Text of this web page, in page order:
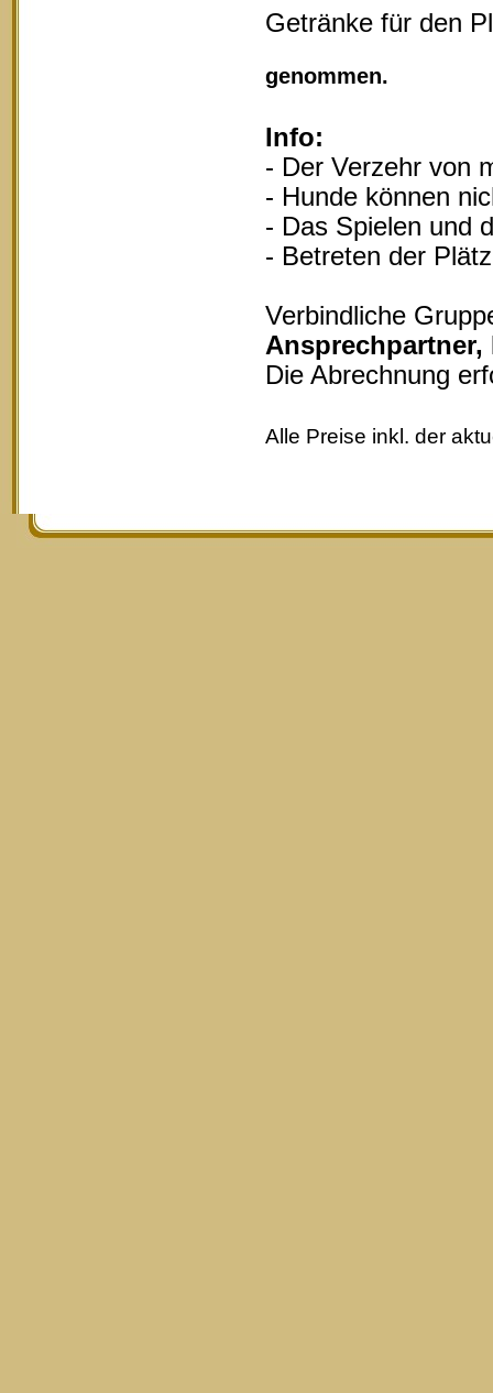
Getränke für den
genommen.
Info:
- Der Verzehr von
- Hunde können
- Das Spielen und
- Betreten der
Verbindliche
Die Abrechnung
Alle Preise inkl. der